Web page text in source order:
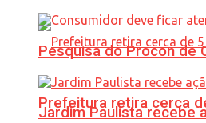
Prefeitura retira cerca
Pesquisa do Procon de
Jardim Paulista recebe